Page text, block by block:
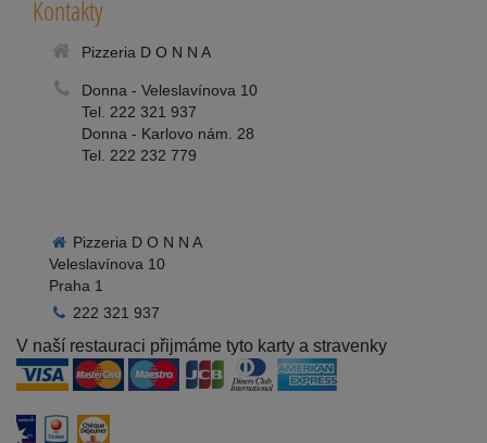
Kontakty
Pizzeria D O N N A
Donna - Veleslavínova 10
Tel. 222 321 937
Donna - Karlovo nám. 28
Tel. 222 232 779
Pizzeria D O N N A
Veleslavínova 10
Praha 1
222 321 937
V naší restauraci přijmáme tyto karty a stravenky